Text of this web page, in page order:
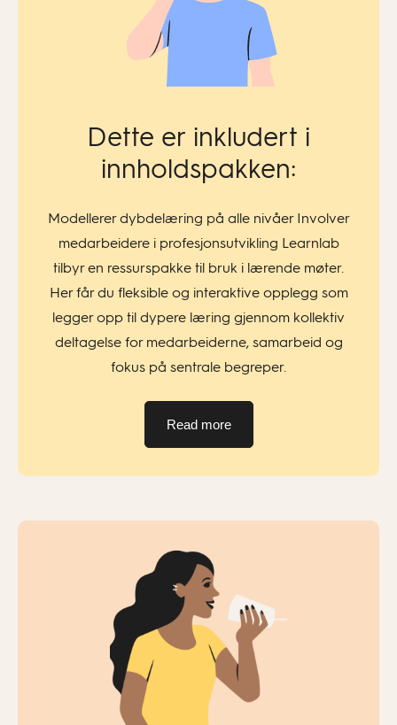
Dette er inkludert i
innholdspakken:
Modellerer dybdelæring på alle nivåer Involver
medarbeidere i profesjonsutvikling Learnlab
tilbyr en ressurspakke til bruk i lærende møter.
Her får du fleksible og interaktive opplegg som
legger opp til dypere læring gjennom kollektiv
deltagelse for medarbeiderne, samarbeid og
fokus på sentrale begreper.
Read more